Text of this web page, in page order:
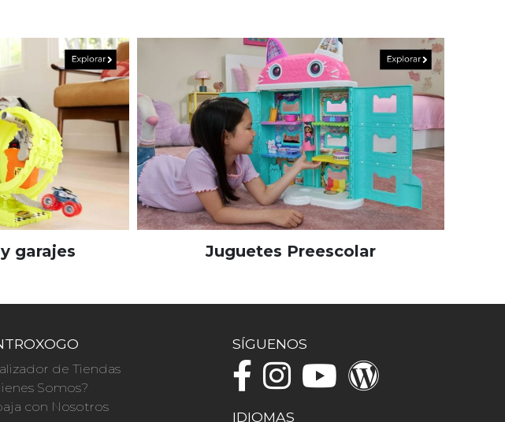
garajes Juguetes Preescolar
de Tiendas
Somos?
con Nosotros
SÍGUENOS
IDIOMAS